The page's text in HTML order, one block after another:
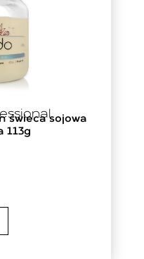
świeca sojowa
113g